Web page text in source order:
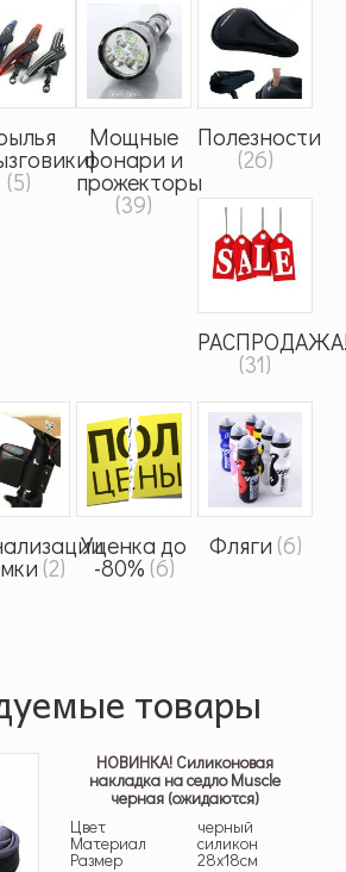
(5)
Мощные
фонари и
прожекторы
(39)
Полезности
(26)
(31)
(2)
Уценка до
-80% (6)
Фляги (6)
товары
НОВИНКА! Силиконовая
накладка на седло Muscle
черная (ожидаются)
Цвет
черный
Материал силикон
Размер 28х18см